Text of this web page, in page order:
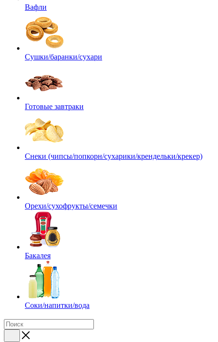
Вафли
Сушки/баранки/сухари
Готовые завтраки
Снеки (чипсы/попкорн/сухарики/крендельки/крекер)
Орехи/сухофрукты/семечки
Бакалея
Соки/напитки/вода